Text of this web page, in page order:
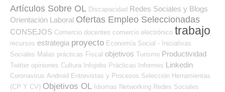
Artículos Sobre OL Discapacidad Redes Sociales y Blogs
Orientación Laboral Ofertas Empleo Seleccionadas
CONSEJOS Comercio docentes comercio electrónico trabajo
recursos estrategia proyecto Economía Social - Iniciativas
Sociales Malas prácticas Fiscal objetivos Turismo Productividad
Twitter opiniones Cultura Infojobs Prácticas Informes Linkedin
Coronavirus Android Entrevistas y Procesos Selección Herramientas
(CP Y CV) Objetivos OL Idiomas Networking Redes Sociales